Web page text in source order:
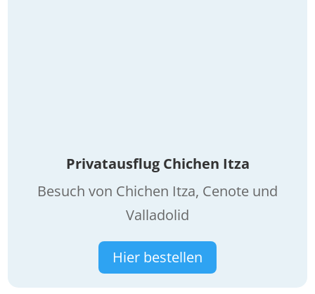
Privatausflug Chichen Itza
Besuch von Chichen Itza, Cenote und
Valladolid
Hier bestellen